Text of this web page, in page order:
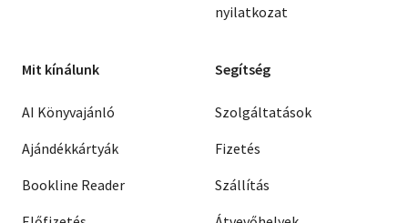
nyilatkozat
Mit kínálunk
AI Könyvajánló
Ajándékkártyák
Bookline Reader
Segítség
Szolgáltatások
Fizetés
Szállítás